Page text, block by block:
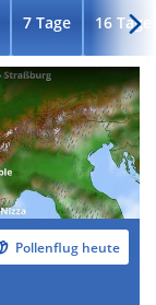
7 Tage 16 Tage
Pollenflug heute